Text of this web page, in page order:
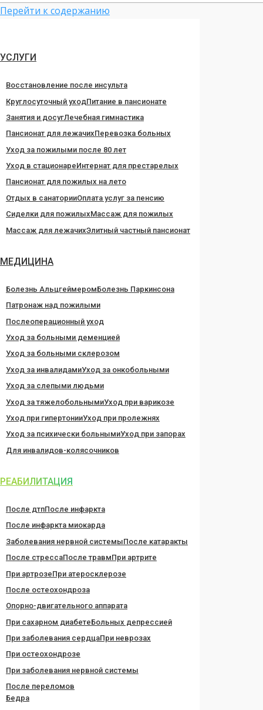
Перейти к содержанию
УСЛУГИ
Восстановление после инсульта
Круглосуточный уходПитание в пансионате
Занятия и досугЛечебная гимнастика
Пансионат для лежачихПеревозка больных
Уход за пожилыми после 80 лет
Уход в стационареИнтернат для престарелых
Пансионат для пожилых на лето
Отдых в санаторииОплата услуг за пенсию
Сиделки для пожилыхМассаж для пожилых
Массаж для лежачихЭлитный частный пансионат
МЕДИЦИНА
Болезнь АльцгеймеромБолезнь Паркинсона
Патронаж над пожилыми
Послеоперационный уход
Уход за больными деменцией
Уход за больными склерозом
Уход за инвалидамиУход за онкобольными
Уход за слепыми людьми
Уход за тяжелобольнымиУход при варикозе
Уход при гипертонииУход при пролежнях
Уход за психически больнымиУход при запорах
Для инвалидов-колясочников
РЕАБИЛИТАЦИЯ
После дтпПосле инфаркта
После инфаркта миокарда
Заболевания нервной системыПосле катаракты
После стрессаПосле травмПри артрите
При артрозеПри атеросклерозе
После остеохондроза
Опорно-двигательного аппарата
При сахарном диабетеБольных депрессией
При заболевания сердцаПри неврозах
При остеохондрозе
При заболевания нервной системы
После переломов
Бедра